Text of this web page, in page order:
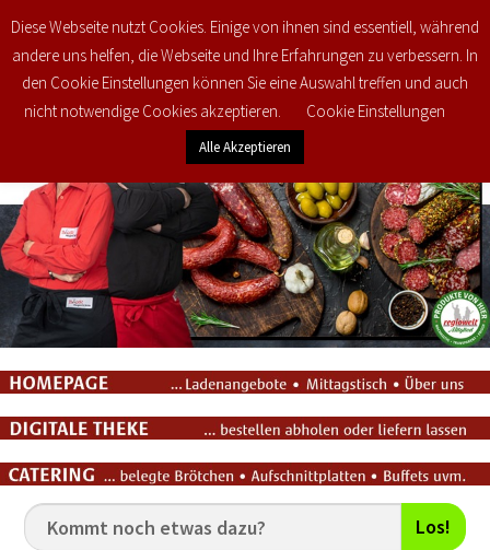
€0,00 0
Los!
Diese Webseite nutzt Cookies. Einige von ihnen sind essentiell, während
andere uns helfen, die Webseite und Ihre Erfahrungen zu verbessern. In
den Cookie Einstellungen können Sie eine Auswahl treffen und auch
nicht notwendige Cookies akzeptieren.
Cookie Einstellungen
Alle Akzeptieren